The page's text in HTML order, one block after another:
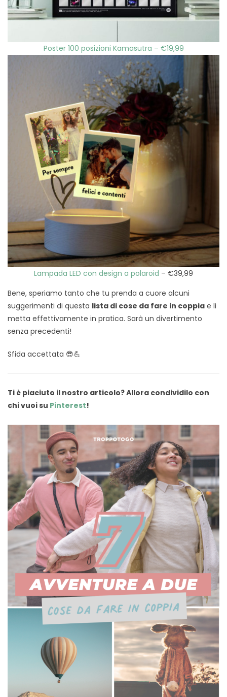
Poster 100 posizioni Kamasutra – €19,99
Lampada LED con design a polaroid – €39,99
Bene, speriamo tanto che tu prenda a cuore alcuni
suggerimenti di questa lista di cose da fare in coppia e li
metta effettivamente in pratica. Sarà un divertimento
senza precedenti!
Sfida accettata 😎💪
Ti è piaciuto il nostro articolo? Allora condividilo con
chi vuoi su Pinterest!